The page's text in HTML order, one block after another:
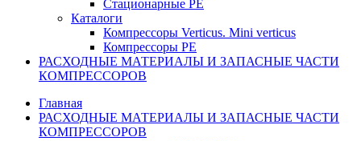
Стационарные PE
Каталоги
Компрессоры Verticus. Mini verticus
Компрессоры PE
РАСХОДНЫЕ МАТЕРИАЛЫ И ЗАПАСНЫЕ ЧАСТИ
КОМПРЕССОРОВ
Главная
РАСХОДНЫЕ МАТЕРИАЛЫ И ЗАПАСНЫЕ ЧАСТИ
КОМПРЕССОРОВ